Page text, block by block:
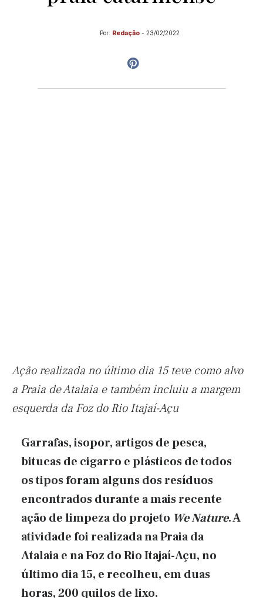
Por: Redação - 23/02/2022
Ação realizada no último dia 15 teve como alvo
a Praia de Atalaia e também incluiu a margem
esquerda da Foz do Rio Itajaí-Açu
Garrafas, isopor, artigos de pesca,
bitucas de cigarro e plásticos de todos
os tipos foram alguns dos resíduos
encontrados durante a mais recente
ação de limpeza do projeto We Nature. A
atividade foi realizada na Praia da
Atalaia e na Foz do Rio Itajaí-Açu, no
último dia 15, e recolheu, em duas
horas, 200 quilos de lixo.